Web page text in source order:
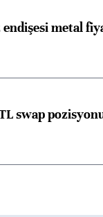
metal
swap